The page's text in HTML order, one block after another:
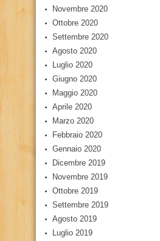
Novembre 2020
Ottobre 2020
Settembre 2020
Agosto 2020
Luglio 2020
Giugno 2020
Maggio 2020
Aprile 2020
Marzo 2020
Febbraio 2020
Gennaio 2020
Dicembre 2019
Novembre 2019
Ottobre 2019
Settembre 2019
Agosto 2019
Luglio 2019